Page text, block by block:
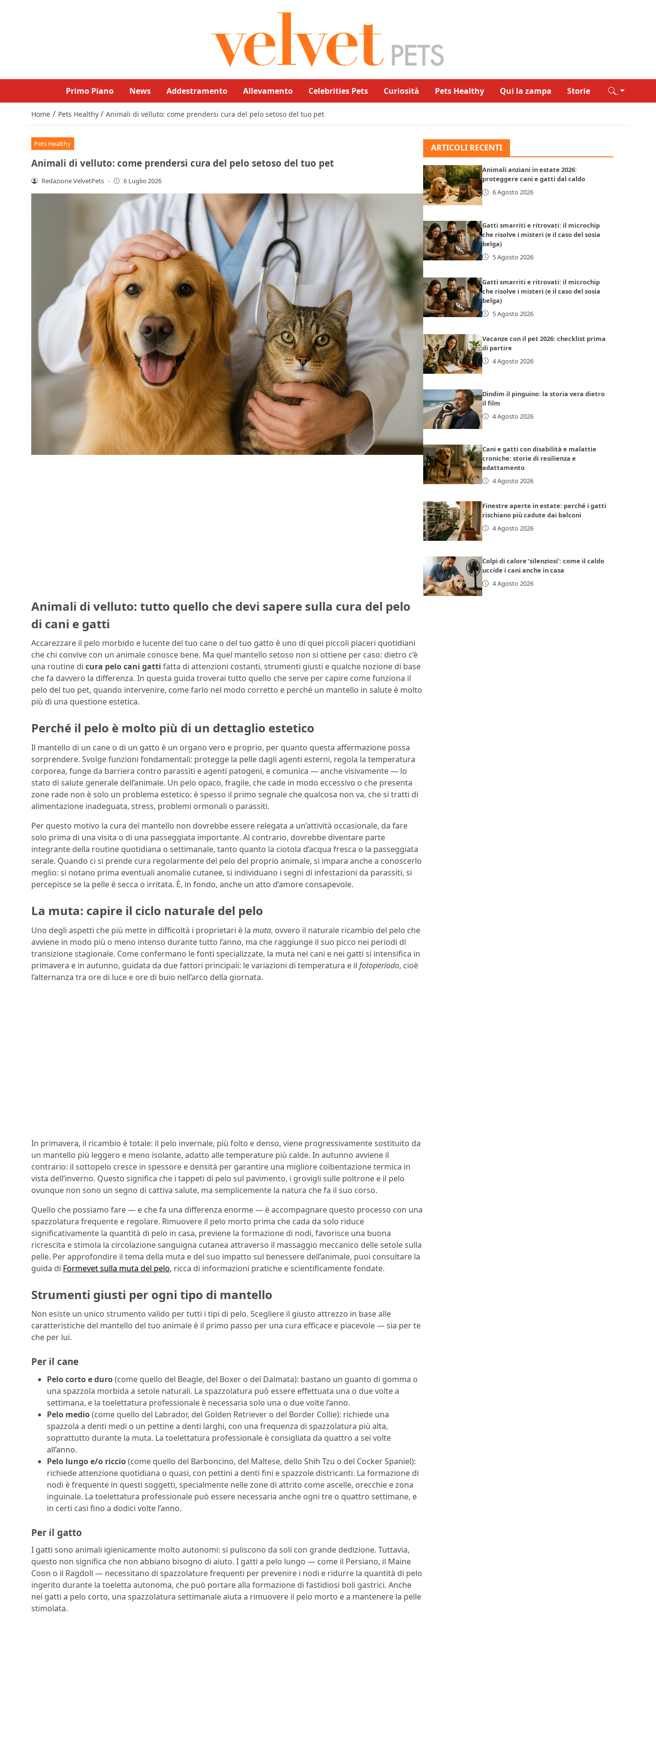
Primo Piano News Addestramento Allevamento Celebrities Pets Curiosità Pets Healthy Qui la zampa Storie
Home / Pets Healthy / Animali di velluto: come prendersi cura del pelo setoso del tuo pet
Pets Healthy
Animali di velluto: come prendersi cura del pelo setoso del tuo pet
Redazione VelvetPets - 6 Luglio 2026
Animali di velluto: tutto quello che devi sapere sulla cura del pelo
di cani e gatti
Accarezzare il pelo morbido e lucente del tuo cane o del tuo gatto è uno di quei piccoli piaceri quotidiani
che chi convive con un animale conosce bene. Ma quel mantello setoso non si ottiene per caso: dietro c’è
una routine di cura pelo cani gatti fatta di attenzioni costanti, strumenti giusti e qualche nozione di base
che fa davvero la differenza. In questa guida troverai tutto quello che serve per capire come funziona il
pelo del tuo pet, quando intervenire, come farlo nel modo corretto e perché un mantello in salute è molto
più di una questione estetica.
Perché il pelo è molto più di un dettaglio estetico
Il mantello di un cane o di un gatto è un organo vero e proprio, per quanto questa affermazione possa
sorprendere. Svolge funzioni fondamentali: protegge la pelle dagli agenti esterni, regola la temperatura
corporea, funge da barriera contro parassiti e agenti patogeni, e comunica — anche visivamente — lo
stato di salute generale dell’animale. Un pelo opaco, fragile, che cade in modo eccessivo o che presenta
zone rade non è solo un problema estetico: è spesso il primo segnale che qualcosa non va, che si tratti di
alimentazione inadeguata, stress, problemi ormonali o parassiti.
Per questo motivo la cura del mantello non dovrebbe essere relegata a un’attività occasionale, da fare
solo prima di una visita o di una passeggiata importante. Al contrario, dovrebbe diventare parte
integrante della routine quotidiana o settimanale, tanto quanto la ciotola d’acqua fresca o la passeggiata
serale. Quando ci si prende cura regolarmente del pelo del proprio animale, si impara anche a conoscerlo
meglio: si notano prima eventuali anomalie cutanee, si individuano i segni di infestazioni da parassiti, si
percepisce se la pelle è secca o irritata. È, in fondo, anche un atto d’amore consapevole.
La muta: capire il ciclo naturale del pelo
Uno degli aspetti che più mette in difficoltà i proprietari è la muta, ovvero il naturale ricambio del pelo che
avviene in modo più o meno intenso durante tutto l’anno, ma che raggiunge il suo picco nei periodi di
transizione stagionale. Come confermano le fonti specializzate, la muta nei cani e nei gatti si intensifica in
primavera e in autunno, guidata da due fattori principali: le variazioni di temperatura e il fotoperiodo, cioè
l’alternanza tra ore di luce e ore di buio nell’arco della giornata.
In primavera, il ricambio è totale: il pelo invernale, più folto e denso, viene progressivamente sostituito da
un mantello più leggero e meno isolante, adatto alle temperature più calde. In autunno avviene il
contrario: il sottopelo cresce in spessore e densità per garantire una migliore coibentazione termica in
vista dell’inverno. Questo significa che i tappeti di pelo sul pavimento, i grovigli sulle poltrone e il pelo
ovunque non sono un segno di cattiva salute, ma semplicemente la natura che fa il suo corso.
Quello che possiamo fare — e che fa una differenza enorme — è accompagnare questo processo con una
spazzolatura frequente e regolare. Rimuovere il pelo morto prima che cada da solo riduce
significativamente la quantità di pelo in casa, previene la formazione di nodi, favorisce una buona
ricrescita e stimola la circolazione sanguigna cutanea attraverso il massaggio meccanico delle setole sulla
pelle. Per approfondire il tema della muta e del suo impatto sul benessere dell’animale, puoi consultare la
guida di Formevet sulla muta del pelo, ricca di informazioni pratiche e scientificamente fondate.
Strumenti giusti per ogni tipo di mantello
Non esiste un unico strumento valido per tutti i tipi di pelo. Scegliere il giusto attrezzo in base alle
caratteristiche del mantello del tuo animale è il primo passo per una cura efficace e piacevole — sia per te
che per lui.
Per il cane
Pelo corto e duro(come quello del Beagle, del Boxer o del Dalmata): bastano un guanto di gomma o
una spazzola morbida a setole naturali. La spazzolatura può essere effettuata una o due volte a
settimana, e la toelettatura professionale è necessaria solo una o due volte l’anno.
Pelo medio(come quello del Labrador, del Golden Retriever o del Border Collie): richiede una
spazzola a denti medi o un pettine a denti larghi, con una frequenza di spazzolatura più alta,
soprattutto durante la muta. La toelettatura professionale è consigliata da quattro a sei volte
all’anno.
Pelo lungo e/o riccio(come quello del Barboncino, del Maltese, dello Shih Tzu o del Cocker Spaniel):
richiede attenzione quotidiana o quasi, con pettini a denti fini e spazzole districanti. La formazione di
nodi è frequente in questi soggetti, specialmente nelle zone di attrito come ascelle, orecchie e zona
inguinale. La toelettatura professionale può essere necessaria anche ogni tre o quattro settimane, e
in certi casi fino a dodici volte l’anno.
Per il gatto
I gatti sono animali igienicamente molto autonomi: si puliscono da soli con grande dedizione. Tuttavia,
questo non significa che non abbiano bisogno di aiuto. I gatti a pelo lungo — come il Persiano, il Maine
Coon o il Ragdoll — necessitano di spazzolature frequenti per prevenire i nodi e ridurre la quantità di pelo
ingerito durante la toeletta autonoma, che può portare alla formazione di fastidiosi boli gastrici. Anche
nei gatti a pelo corto, una spazzolatura settimanale aiuta a rimuovere il pelo morto e a mantenere la pelle
stimolata.
ARTICOLI RECENTI
Animali anziani in estate 2026:
proteggere cani e gatti dal caldo
6 Agosto 2026
Gatti smarriti e ritrovati: il microchip
che risolve i misteri (e il caso del sosia
belga)
5 Agosto 2026
Gatti smarriti e ritrovati: il microchip
che risolve i misteri (e il caso del sosia
belga)
5 Agosto 2026
Vacanze con il pet 2026: checklist prima
di partire
4 Agosto 2026
Dindim il pinguino: la storia vera dietro
il film
4 Agosto 2026
Cani e gatti con disabilità e malattie
croniche: storie di resilienza e
adattamento
4 Agosto 2026
Finestre aperte in estate: perché i gatti
rischiano più cadute dai balconi
4 Agosto 2026
Colpi di calore ‘silenziosi’: come il caldo
uccide i cani anche in casa
4 Agosto 2026